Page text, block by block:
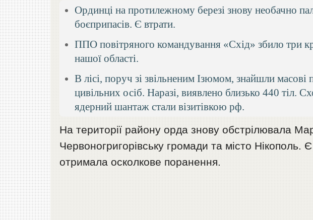
Ординці на протилежному березі знову необачно
боєприпасів. Є втрати.
ППО повітряного командування «Схід» збило три
нашої області.
В лісі, поруч зі звільненим Ізюмом, знайшли масові
цивільних осіб. Наразі, виявлено близько 440 тіл.
ядерний шантаж стали візитівкою рф.
На території району орда знову обстрілювала
Червоногригорівську громади та місто Нікополь.
отримала осколкове поранення.